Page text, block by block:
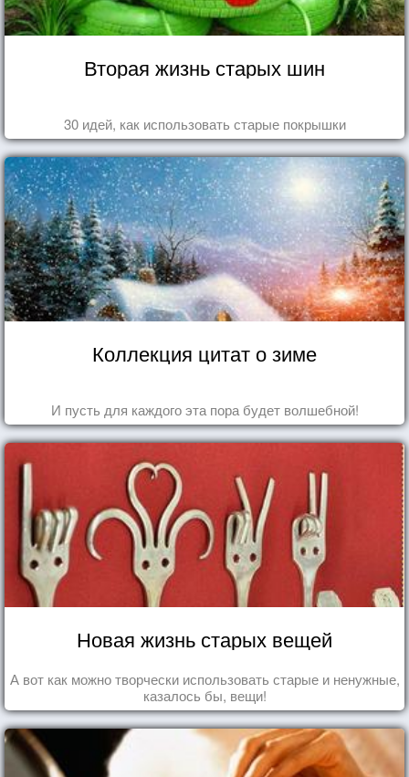
Вторая жизнь старых шин
30 идей, как использовать старые покрышки
Коллекция цитат о зиме
И пусть для каждого эта пора будет волшебной!
Новая жизнь старых вещей
А вот как можно творчески использовать старые и ненужные,
казалось бы, вещи!